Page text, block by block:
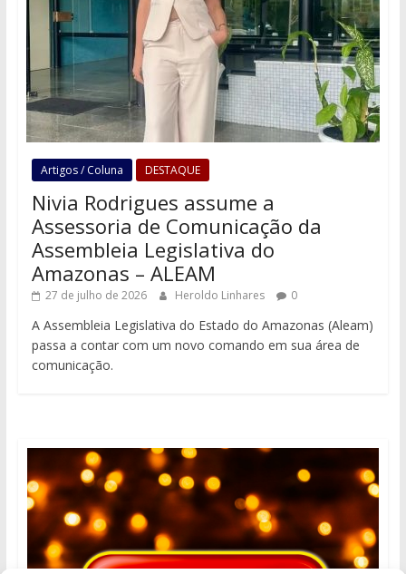
Artigos / Coluna DESTAQUE
Nivia Rodrigues assume a
Assessoria de Comunicação da
Assembleia Legislativa do
Amazonas – ALEAM
27 de julho de 2026 Heroldo Linhares 0
A Assembleia Legislativa do Estado do Amazonas (Aleam)
passa a contar com um novo comando em sua área de
comunicação.